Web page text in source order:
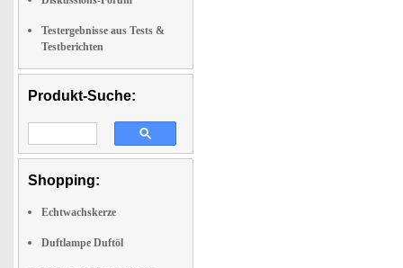
Testergebnisse aus Tests &
Testberichten
Produkt-Suche:
Shopping:
Echtwachskerze
Duftlampe Duftöl